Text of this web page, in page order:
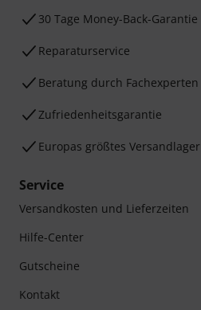
30 Tage Money-Back-Garantie
Reparaturservice
Beratung durch Fachexperten
Zufriedenheitsgarantie
Europas größtes Versandlager
Service
Versandkosten und Lieferzeiten
Hilfe-Center
Gutscheine
Kontakt